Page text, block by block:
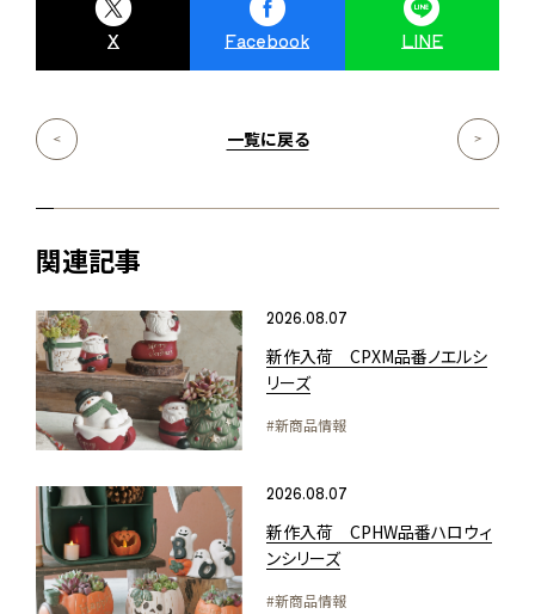
X Facebook LINE
一覧に戻る
関連記事
2026.08.07
新作入荷 CPXM品番ノエルシ
リーズ
#新商品情報
2026.08.07
新作入荷 CPHW品番ハロウィ
ンシリーズ
#新商品情報